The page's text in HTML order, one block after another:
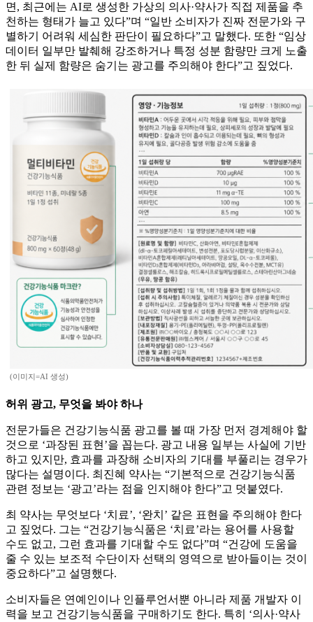
면, 최근에는 AI로 생성한 가상의 의사·약사가 직접 제품을 추
천하는 형태가 늘고 있다”며 “일반 소비자가 진짜 전문가와 구
별하기 어려워 세심한 판단이 필요하다”고 말했다. 또한 “임상
데이터 일부만 발췌해 강조하거나 특정 성분 함량만 크게 노출
한 뒤 실제 함량은 숨기는 광고를 주의해야 한다”고 짚었다.
(이미지=AI 생성)
허위 광고, 무엇을 봐야 하나
전문가들은 건강기능식품 광고를 볼 때 가장 먼저 경계해야 할
것으로 ‘과장된 표현’을 꼽는다. 광고 내용 일부는 사실에 기반
하고 있지만, 효과를 과장해 소비자의 기대를 부풀리는 경우가
많다는 설명이다. 최진혜 약사는 “기본적으로 건강기능식품
관련 정보는 ‘광고’라는 점을 인지해야 한다”고 덧붙였다.
최 약사는 무엇보다 ‘치료’, ‘완치’ 같은 표현을 주의해야 한다
고 짚었다. 그는 “건강기능식품은 ‘치료’라는 용어를 사용할
수도 없고, 그런 효과를 기대할 수도 없다”며 “건강에 도움을
줄 수 있는 보조적 수단이자 선택의 영역으로 받아들이는 것이
중요하다”고 설명했다.
소비자들은 연예인이나 인플루언서뿐 아니라 제품 개발자 이
력을 보고 건강기능식품을 구매하기도 한다. 특히 ‘의사·약사